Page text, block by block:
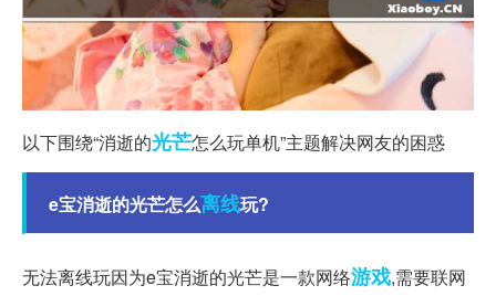
以下围绕“消逝的光芒怎么玩单机”主题解决网友的困惑
e宝消逝的光芒怎么离线玩?
无法离线玩因为e宝消逝的光芒是一款网络游戏,需要联网